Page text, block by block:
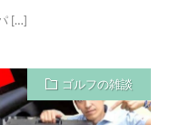
[…]
ゴルフの雑談